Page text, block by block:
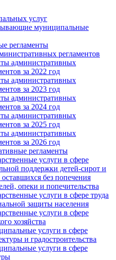
услуг
муниципальные
регламенты
регламентов
административных
за 2022 год
административных
за 2023 год
административных
за 2024 год
административных
за 2025 год
административных
за 2026 год
регламенты
услуги в сфере
поддержки детей-сирот и
оставшихся без попечения
опеки и попечительства
услуги в сфере труда
защиты населения
услуги в сфере
хозяйства
услуги в сфере
и градостроительства
услуги в сфере